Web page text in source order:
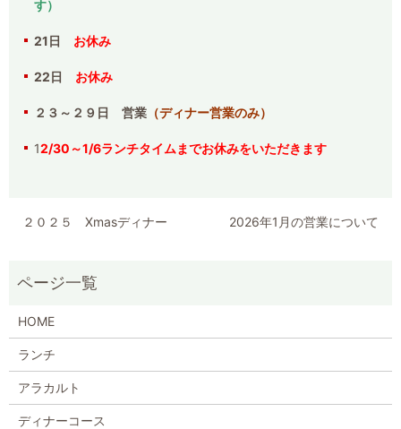
す）
21日 お休み
22日 お休み
２３～２９日 営業 （ディナー営業のみ）
12/30～1/6ランチタイムまでお休みをいただきます
２０２５ Xmasディナー 2026年1月の営業について
HOME
ランチ
アラカルト
ディナーコース